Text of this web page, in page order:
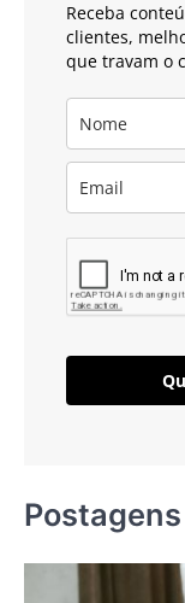
Receba
clientes,
que travam o